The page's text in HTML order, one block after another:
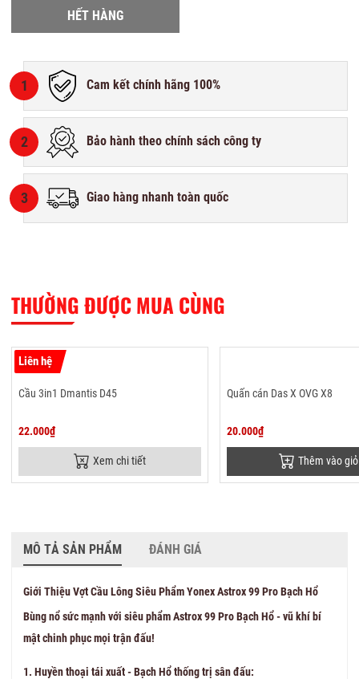
HẾT HÀNG
1 Cam kết chính hãng 100%
2 Bảo hành theo chính sách công ty
3 Giao hàng nhanh toàn quốc
THƯỜNG ĐƯỢC MUA CÙNG
Liên hệ
Cầu 3in1 Dmantis D45
22.000₫
Xem chi tiết
Quấn cán Das X OVG X8
20.000₫
Thêm vào giỏ
MÔ TẢ SẢN PHẨM ĐÁNH GIÁ
Giới Thiệu Vợt Cầu Lông Siêu Phẩm Yonex Astrox 99 Pro Bạch Hổ
Bùng nổ sức mạnh với siêu phẩm Astrox 99 Pro Bạch Hổ - vũ khí bí
mật chinh phục mọi trận đấu!
1. Huyền thoại tái xuất - Bạch Hổ thống trị sân đấu: